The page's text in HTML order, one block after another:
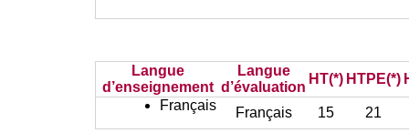
Langue
d’enseignement
Langue
d’évaluation
HT(*) HTPE(*)
Français
Français 15 21